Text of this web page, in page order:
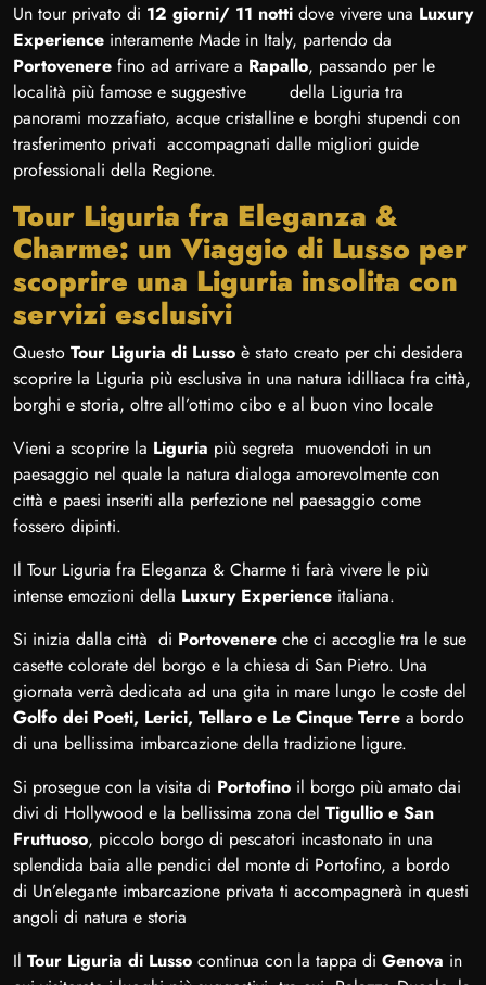
Un tour privato di 12 giorni/ 11 notti dove vivere una Luxury
Experience interamente Made in Italy, partendo da
Portovenere fino ad arrivare a Rapallo, passando per le
località più famose e suggestive della Liguria tra
panorami mozzafiato, acque cristalline e borghi stupendi con
trasferimento privati accompagnati dalle migliori guide
professionali della Regione.
Tour Liguria fra Eleganza &
Charme: un Viaggio di Lusso per
scoprire una Liguria insolita con
servizi esclusivi
Questo Tour Liguria di Lusso è stato creato per chi desidera
scoprire la Liguria più esclusiva in una natura idilliaca fra città,
borghi e storia, oltre all’ottimo cibo e al buon vino locale
Vieni a scoprire la Liguria più segreta muovendoti in un
paesaggio nel quale la natura dialoga amorevolmente con
città e paesi inseriti alla perfezione nel paesaggio come
fossero dipinti.
Il Tour Liguria fra Eleganza & Charme ti farà vivere le più
intense emozioni della Luxury Experience italiana.
Si inizia dalla città di Portovenere che ci accoglie tra le sue
casette colorate del borgo e la chiesa di San Pietro. Una
giornata verrà dedicata ad una gita in mare lungo le coste del
Golfo dei Poeti, Lerici, Tellaro e Le Cinque Terre a bordo
di una bellissima imbarcazione della tradizione ligure.
Si prosegue con la visita di Portofino il borgo più amato dai
divi di Hollywood e la bellissima zona del Tigullio e San
Fruttuoso, piccolo borgo di pescatori incastonato in una
splendida baia alle pendici del monte di Portofino, a bordo
di Un’elegante imbarcazione privata ti accompagnerà in questi
angoli di natura e storia
Il Tour Liguria di Lusso continua con la tappa di Genova in